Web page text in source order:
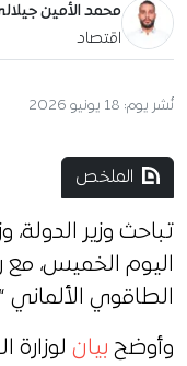
محمد الأمين
اقتصاد
نُشر يوم: 18 يونيو 2026
الملخص
تباحث وزير الدولة،
اليوم الخميس،
الطاقوي الألماني “VNG AG”، أولف هايتمولر.
وأوضح بيان لوزارة